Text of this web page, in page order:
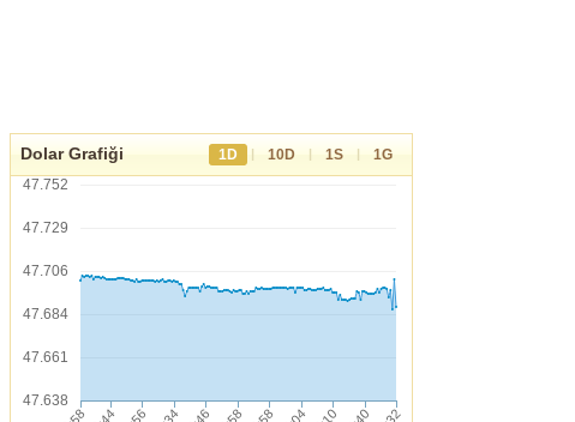
Dolar Grafiği 1D | 10D | 1S |
1G
47.752
47.729
47.706
47.684
47.661
47.638